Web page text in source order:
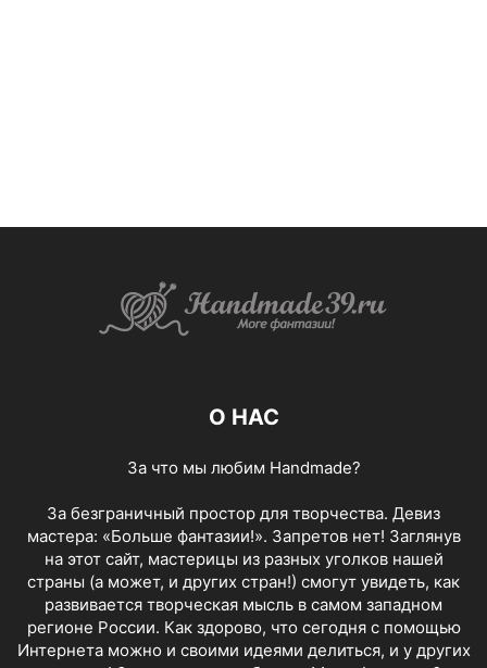
О НАС
За что мы любим Handmade?
За безграничный простор для творчества. Девиз
мастера: «Больше фантазии!». Запретов нет! Заглянув
на этот сайт, мастерицы из разных уголков нашей
страны (а может, и других стран!) смогут увидеть, как
развивается творческая мысль в самом западном
регионе России. Как здорово, что сегодня с помощью
Интернета можно и своими идеями делиться, и у других